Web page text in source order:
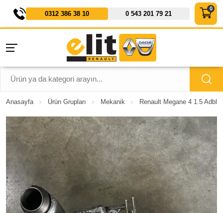
0312 386 38 10 0 543 201 79 21
Anasayfa Ürün Grupları Mekanik Renault Megane 4 1.5